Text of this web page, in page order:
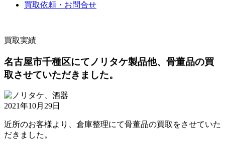
買取依頼・お問合せ
買取実績
名古屋市千種区にてノリタケ製品他、骨董品の買
取させていただきました。
2021年10月29日
近所のお客様より、倉庫整理にて骨董品の買取をさせていた
だきました。